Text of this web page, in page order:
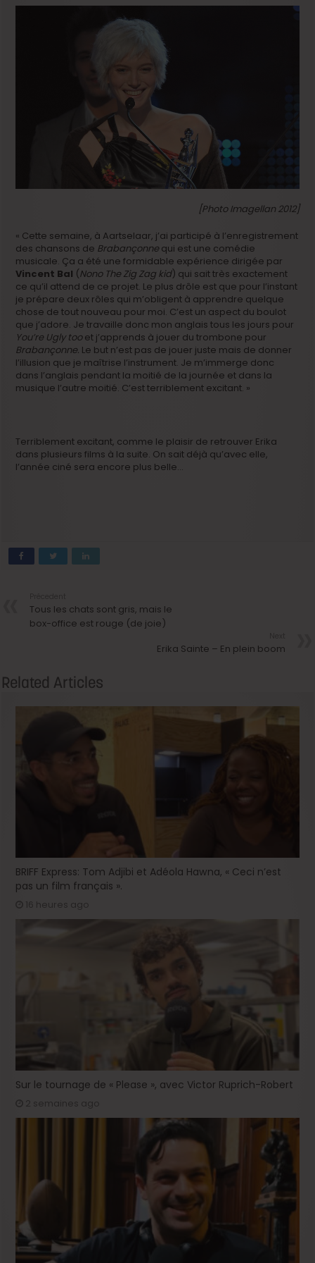
[Photo Imagellan 2012]
« Cette semaine, à Aartselaar, j’ai participé à l’enregistrement
des chansons de Brabançonne qui est une comédie
musicale. Ça a été une formidable expérience dirigée par
Vincent Bal (Nono The Zig Zag kid) qui sait très exactement
ce qu’il attend de ce projet. Le plus drôle est que pour l’instant
je prépare deux rôles qui m’obligent à apprendre quelque
chose de tout nouveau pour moi. C’est un aspect du boulot
que j’adore. Je travaille donc mon anglais tous les jours pour
You’re Ugly tooet j’apprends à jouer du trombone pour
Brabançonne. Le but n’est pas de jouer juste mais de donner
l’illusion que je maîtrise l’instrument. Je m’immerge donc
dans l’anglais pendant la moitié de la journée et dans la
musique l’autre moitié. C’est terriblement excitant. »
Terriblement excitant, comme le plaisir de retrouver Erika
dans plusieurs films à la suite. On sait déjà qu’avec elle,
l’année ciné sera encore plus belle…
Tous les chats sont gris, mais le
box-office est rouge (de joie)
Erika Sainte – En plein boom
Related Articles
BRIFF Express: Tom Adjibi et Adéola Hawna, « Ceci n’est
pas un film français ».
16 heures ago
Sur le tournage de « Please », avec Victor Ruprich-Robert
2 semaines ago